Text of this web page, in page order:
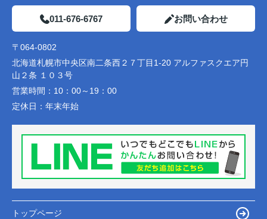
011-676-6767 お問い合わせ
〒064-0802
北海道札幌市中央区南二条西２７丁目1-20 アルファスクエア円
山２条 １０３号
営業時間： 10：00～19：00
定休日： 年末年始
トップページ